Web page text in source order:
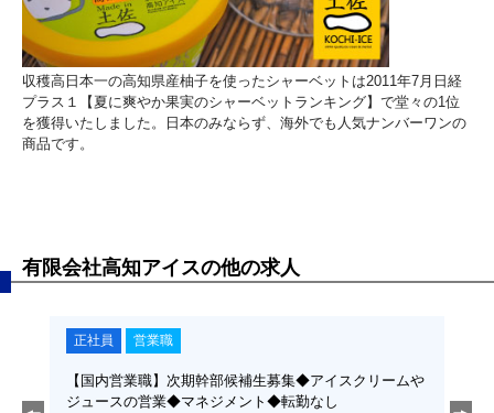
収穫高日本一の高知県産柚子を使ったシャーベットは2011年7月日経
プラス１【夏に爽やか果実のシャーベットランキング】で堂々の1位
を獲得いたしました。日本のみならず、海外でも人気ナンバーワンの
商品です。
有限会社高知アイスの他の求人
ー
正社員 営業職
【国内営業職】次期幹部候補生募集◆アイスクリームや
ジュースの営業◆マネジメント◆転勤なし
販